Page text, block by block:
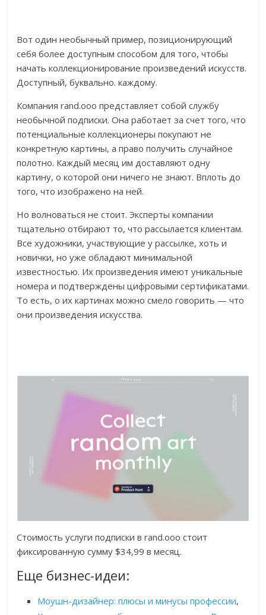
Вот один необычный пример, позиционирующий
себя более доступным способом для того, чтобы
начать коллекционирование произведений искусств.
Доступный, буквально. каждому.
Компания rand.ooo представляет собой службу
необычной подписки. Она работает за счет того, что
потенциальные коллекционеры покупают не
конкретную картины, а право получить случайное
полотно. Каждый месяц им доставляют одну
картину, о которой они ничего не знают. Вплоть до
того, что изображено на ней.
Но волноваться не стоит. Эксперты компании
тщательно отбирают то, что рассылается клиентам.
Все художники, участвующие у рассылке, хоть и
новички, но уже обладают минимальной
известностью. Их произведения имеют уникальные
номера и подтверждены цифровыми сертификатами.
То есть, о их картинах можно смело говорить — что
они произведения искусства.
Стоимость услуги подписки в rand.ooo стоит
фиксированную сумму $34,99 в месяц.
Еще бизнес-идеи:
Моушн-дизайнер: плюсы и минусы профессии,